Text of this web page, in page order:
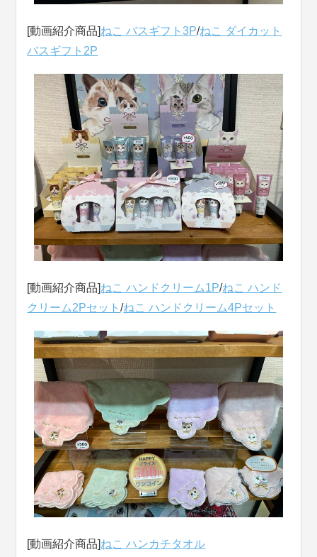
[動画紹介商品]ねこ バスギフト3P/ねこ ダイカット
バスギフト2P
[動画紹介商品]ねこ ハンドクリーム1P/ねこ ハンド
クリーム2Pセット/ねこ ハンドクリーム4Pセット
[動画紹介商品]ねこ ハンカチタオル